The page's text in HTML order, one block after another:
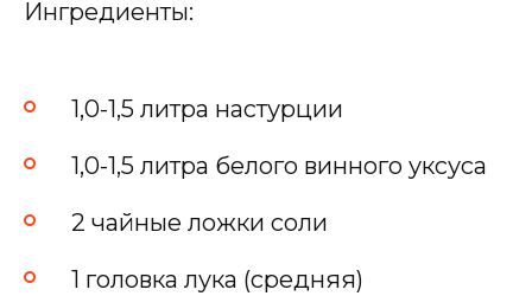
Ингредиенты:
1,0-1,5 литра настурции
1,0-1,5 литра белого винного уксуса
2 чайные ложки соли
1 головка лука (средняя)